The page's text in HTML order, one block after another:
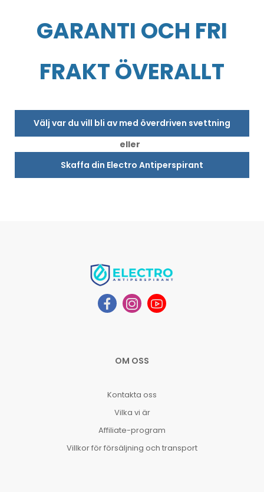
GARANTI OCH FRI
FRAKT ÖVERALLT
Välj var du vill bli av med överdriven svettning
eller
Skaffa din Electro Antiperspirant
OM OSS
Kontakta oss
Vilka vi är
Affiliate-program
Villkor för försäljning och transport